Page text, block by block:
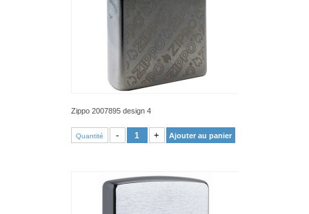
Zippo 2007895 design 4
Quantité - + Ajouter au panier